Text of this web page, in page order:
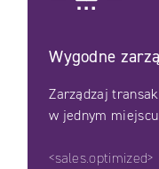
Wygodne
Zarządzaj
w jednym
<sales.optimized>